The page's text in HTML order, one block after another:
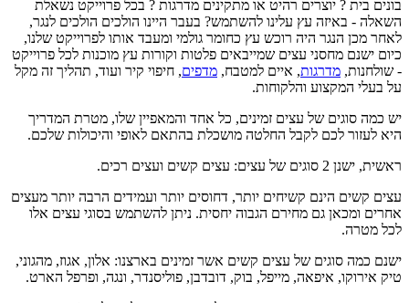
בונים בית ? יוצרים רהיט או מתקינים מדרגות ? בכל פרוייקט נשאלת
השאלה - באיזה עץ עלינו להשתמש? בעבר היינו הולכים הולכים לנגר,
לאחר מכן הנגר היה רוכש עץ כחומר גולמי ומעבד אותו לפרוייקט שלנו,
כיום ישנם מחסני עצים שמייבאים פלטות וקורות עץ מוכנות לכל פרוייקט
- שולחנות, מדרגות, איים למטבח, מדפים, חיפוי קיר ועוד, תהליך זה מקל
על בעלי המקצוע והלקוחות.
יש כמה סוגים של עצים זמינים, כל אחד והמאפיין שלו, מטרת המדריך
היא לעזור לכם לקבל החלטה מושכלת בהתאם לאופי והיכולות שלכם.
ראשית, ישנן 2 סוגים של עצים: עצים קשים ועצים רכים.
עצים קשים הינם קשיחים יותר, דחוסים יותר ועמידים הרבה יותר מעצים
אחרים ומכאן גם מחירם הגבוה יחסית. ניתן להשתמש בסוגי עצים אלו
לכל מטרה.
ישנם כמה סוגים של עצים קשים אשר זמינים בארצנו: אלון, אגוז, מהגוני,
טיק אירוקו, איפאה, מייפל, בוק, דובדבן, פוליסנדר, ונגה, ופרפל הארט.